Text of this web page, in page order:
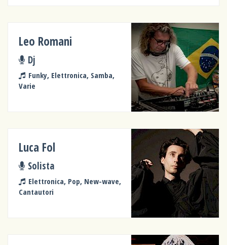
Leo Romani
Dj
Funky, Elettronica, Samba,
Varie
Luca Fol
Solista
Elettronica, Pop, New-wave,
Cantautori